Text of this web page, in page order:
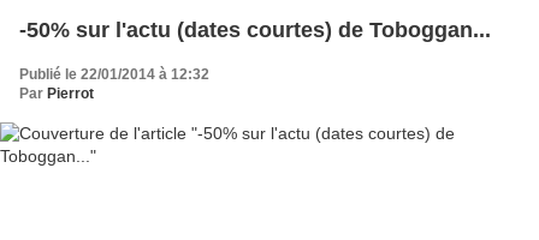
-50% sur l'actu (dates courtes) de Toboggan...
Publié le 22/01/2014 à 12:32
Par Pierrot